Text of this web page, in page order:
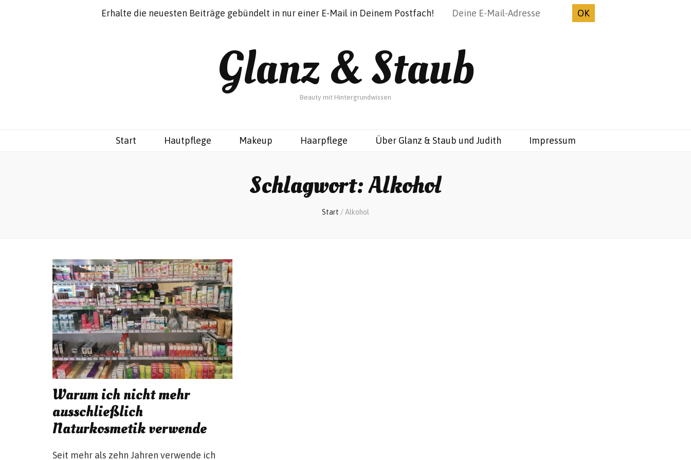
Datenschutz
Glanz & Staub
Beauty mit Hintergrundwissen
Start Hautpflege Makeup Haarpflege Über Glanz & Staub und Judith Impressum
Schlagwort:Alkohol
Start / Alkohol
Warum ich nicht mehr
ausschließlich
Naturkosmetik verwende
Seit mehr als zehn Jahren verwende ich
Erhalte die neuesten Beiträge gebündelt in nur einer E-Mail in Deinem Postfach!